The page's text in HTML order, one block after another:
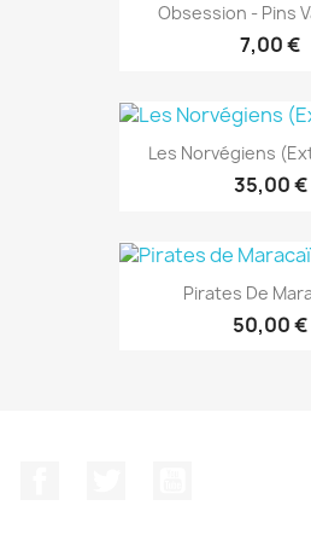
Obsession - Pins
7,00 €
Les Norvégiens
35,00 €
Pirates De
50,00 €